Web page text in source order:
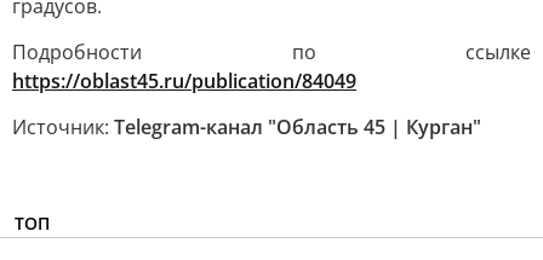
градусов.
Подробности по ссылке
https://oblast45.ru/publication/84049
Источник: Telegram-канал "Область 45 | Курган"
ТОП